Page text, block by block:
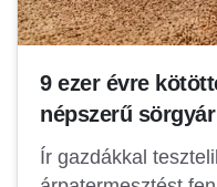
9 ezer évre
népszerű
Ír gazdákkal